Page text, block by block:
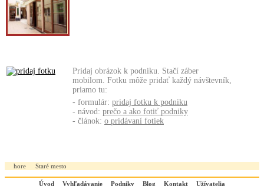
Pridaj obrázok k podniku. Stačí záber
mobilom. Fotku môže pridať každý návštevník,
priamo tu:
- formulár: pridaj fotku k podniku
- návod: prečo a ako fotiť podniky
- článok: o pridávaní fotiek
hore Staré mesto
Úvod Vyhľadávanie Podniky Blog Kontakt Užívatelia